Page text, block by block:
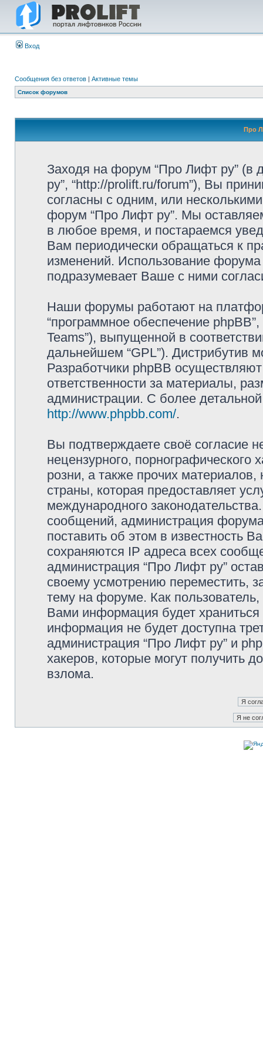
Вход
Сообщения без ответов | Активные темы
Список форумов
Про
Заходя на форум “Про Лифт ру”
ру”, “http://prolift.ru/forum”), Вы
согласны с одним, или
форум “Про Лифт ру”. Мы
в любое время, и постараемся
Вам периодически обращаться к
изменений. Использование
подразумевает Ваше с ними
Наши форумы работают на
“программное обеспечение
Teams”), выпущенной в
дальнейшем “GPL”). Дистрибутив
Разработчики phpBB
ответственности за материалы,
администрации. С более
http://www.phpbb.com/.
Вы подтверждаете своё согласие
нецензурного, порнографического
розни, а также прочих
страны, которая предоставляет
международного
сообщений, администрация
поставить об этом в известность
сохраняются IP адреса всех
администрация “Про Лифт ру”
своему усмотрению переместить,
тему на форуме. Как
Вами информация будет
информация не будет доступна
администрация “Про Лифт ру” и
хакеров, которые могут получить
взлома.